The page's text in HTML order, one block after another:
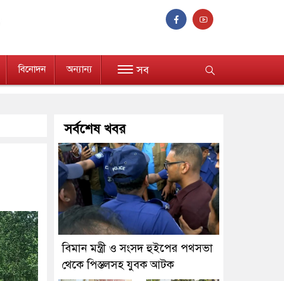
বিনোদন অন্যান্য সব
সর্বশেষ খবর
বিমান মন্ত্রী ও সংসদ হুইপের পথসভা
থেকে পিস্তলসহ যুবক আটক